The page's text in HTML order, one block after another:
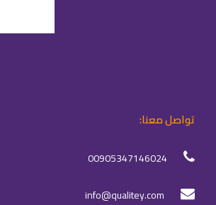
تواصل معنا:
00905347146024
info@qualitey.com